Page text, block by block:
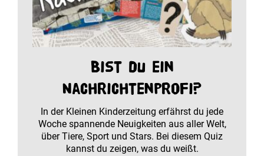
Bist du ein
Nachrichtenprofi?
In der Kleinen Kinderzeitung erfährst du jede
Woche spannende Neuigkeiten aus aller Welt,
über Tiere, Sport und Stars. Bei diesem Quiz
kannst du zeigen, was du weißt.